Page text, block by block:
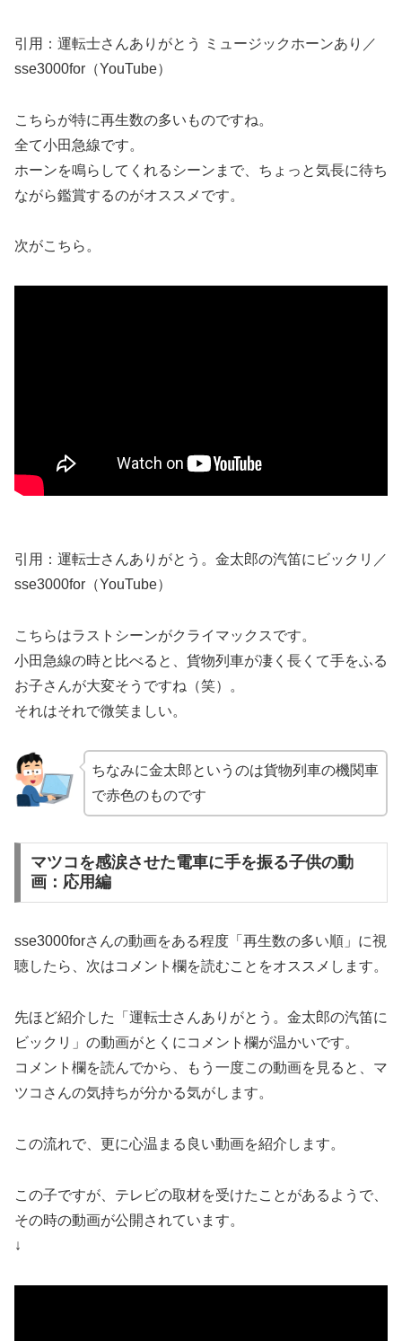
引用：運転士さんありがとう ミュージックホーンあり／
sse3000for（YouTube）
こちらが特に再生数の多いものですね。
全て小田急線です。
ホーンを鳴らしてくれるシーンまで、ちょっと気長に待ち
ながら鑑賞するのがオススメです。
次がこちら。
引用：運転士さんありがとう。金太郎の汽笛にビックリ／
sse3000for（YouTube）
こちらはラストシーンがクライマックスです。
小田急線の時と比べると、貨物列車が凄く長くて手をふる
お子さんが大変そうですね（笑）。
それはそれで微笑ましい。
ちなみに金太郎というのは貨物列車の機関車
で赤色のものです
マツコを感涙させた電車に手を振る子供の動
画：応用編
sse3000forさんの動画をある程度「再生数の多い順」に視
聴したら、次はコメント欄を読むことをオススメします。
先ほど紹介した「運転士さんありがとう。金太郎の汽笛に
ビックリ」の動画がとくにコメント欄が温かいです。
コメント欄を読んでから、もう一度この動画を見ると、マ
ツコさんの気持ちが分かる気がします。
この流れで、更に心温まる良い動画を紹介します。
この子ですが、テレビの取材を受けたことがあるようで、
その時の動画が公開されています。
↓